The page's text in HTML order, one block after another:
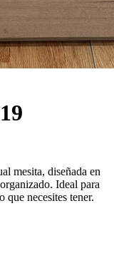
mesita, diseñada en
Ideal para
que necesites tener.